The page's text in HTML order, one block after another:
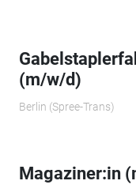
(m/w/d)
Berlin (Spree-Trans)
Magaziner:in